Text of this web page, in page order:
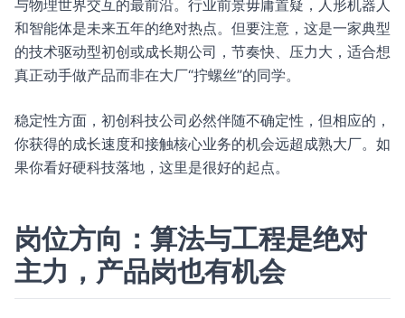
与物理世界交互的最前沿。行业前景毋庸置疑，人形机器人
和智能体是未来五年的绝对热点。但要注意，这是一家典型
的技术驱动型初创或成长期公司，节奏快、压力大，适合想
真正动手做产品而非在大厂“拧螺丝”的同学。
稳定性方面，初创科技公司必然伴随不确定性，但相应的，
你获得的成长速度和接触核心业务的机会远超成熟大厂。如
果你看好硬科技落地，这里是很好的起点。
岗位方向：算法与工程是绝对
主力，产品岗也有机会